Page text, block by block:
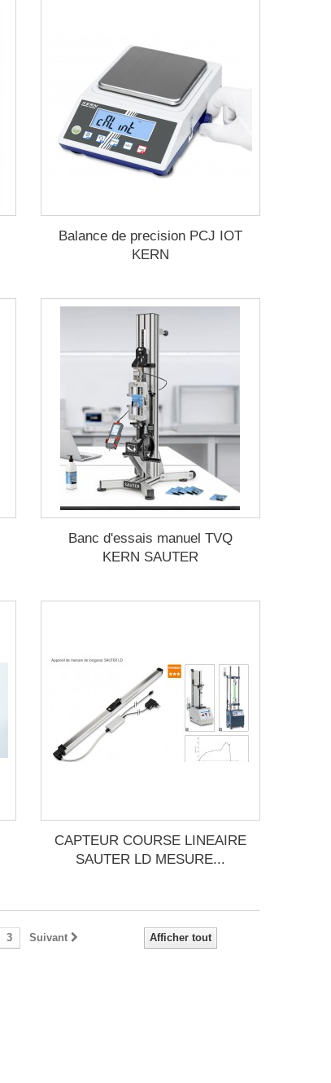
Balance de precision PCJ IOT
KERN
Banc d'essais manuel TVQ
KERN SAUTER
CAPTEUR COURSE LINEAIRE
SAUTER LD MESURE...
Afficher tout
3 Suivant